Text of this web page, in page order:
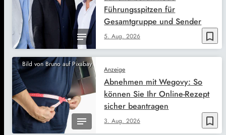
bookmark_border
5. Aug. 2026
Führungsspitzen für
Gesamtgruppe und Sender
Bild von Bruno auf Pixabay
bookmark_border
Anzeige
3. Aug. 2026
Abnehmen mit Wegovy: So
können Sie Ihr Online-Rezept
sicher beantragen